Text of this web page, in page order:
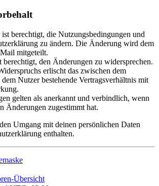
berechtigt, die Nutzungsbedingungen und
zu ändern. Die Änderung wird dem
mitgeteilt.
berechtigt, den Änderungen zu widersprechen.
erlischt das zwischen dem
Nutzer bestehende Vertragsverhältnis mit
gelten als anerkannt und verbindlich, wenn
Änderungen zugestimmt hat.
Umgang mit deinen persönlichen Daten
enthalten.
Übersicht